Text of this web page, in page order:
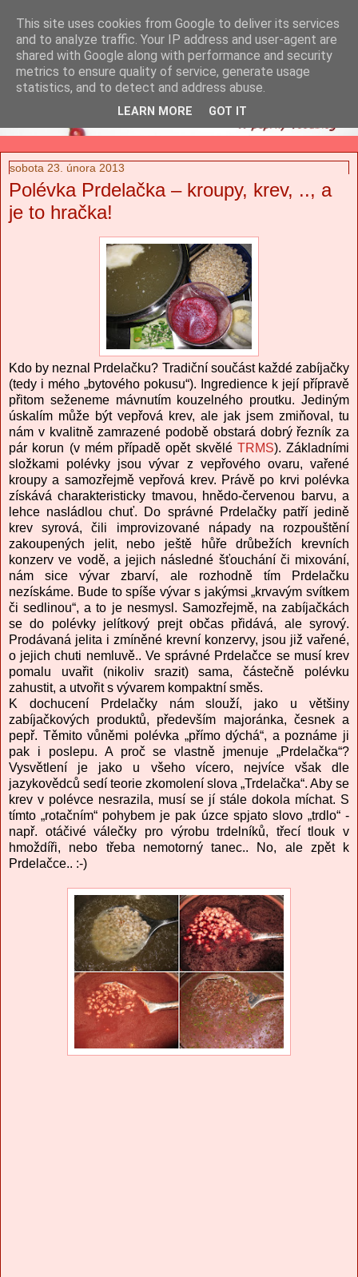
sobota 23. února 2013
Polévka Prdelačka – kroupy, krev, .., a
je to hračka!
Kdo by neznal Prdelačku? Tradiční součást každé zabíjačky
(tedy i mého „bytového pokusu“). Ingredience k její přípravě
přitom seženeme mávnutím kouzelného proutku. Jediným
úskalím může být vepřová krev, ale jak jsem zmiňoval, tu
nám v kvalitně zamrazené podobě obstará dobrý řezník za
pár korun (v mém případě opět skvělé TRMS). Základními
složkami polévky jsou vývar z vepřového ovaru, vařené
kroupy a samozřejmě vepřová krev. Právě po krvi polévka
získává charakteristicky tmavou, hnědo-červenou barvu, a
lehce nasládlou chuť. Do správné Prdelačky patří jedině
krev syrová, čili improvizované nápady na rozpouštění
zakoupených jelit, nebo ještě hůře drůbežích krevních
konzerv ve vodě, a jejich následné šťouchání či mixování,
nám sice vývar zbarví, ale rozhodně tím Prdelačku
nezískáme. Bude to spíše vývar s jakýmsi „krvavým svítkem
či sedlinou“, a to je nesmysl. Samozřejmě, na zabíjačkách
se do polévky jelítkový prejt občas přidává, ale syrový.
Prodávaná jelita i zmíněné krevní konzervy, jsou již vařené,
o jejich chuti nemluvě.. Ve správné Prdelačce se musí krev
pomalu uvařit (nikoliv srazit) sama, částečně polévku
zahustit, a utvořit s vývarem kompaktní směs.
K dochucení Prdelačky nám slouží, jako u většiny
zabíjačkových produktů, především majoránka, česnek a
pepř. Těmito vůněmi polévka „přímo dýchá“, a poznáme ji
pak i poslepu. A proč se vlastně jmenuje „Prdelačka“?
Vysvětlení je jako u všeho vícero, nejvíce však dle
jazykovědců sedí teorie zkomolení slova „Trdelačka“. Aby se
krev v polévce nesrazila, musí se jí stále dokola míchat. S
tímto „rotačním“ pohybem je pak úzce spjato slovo „trdlo“ -
např. otáčivé válečky pro výrobu trdelníků, třecí tlouk v
hmoždíři, nebo třeba nemotorný tanec.. No, ale zpět k
Prdelačce.. :-)
This site uses cookies from Google to deliver its services
and to analyze traffic. Your IP address and user-agent are
shared with Google along with performance and security
metrics to ensure quality of service, generate usage
statistics, and to detect and address abuse.
LEARN MORE GOT IT